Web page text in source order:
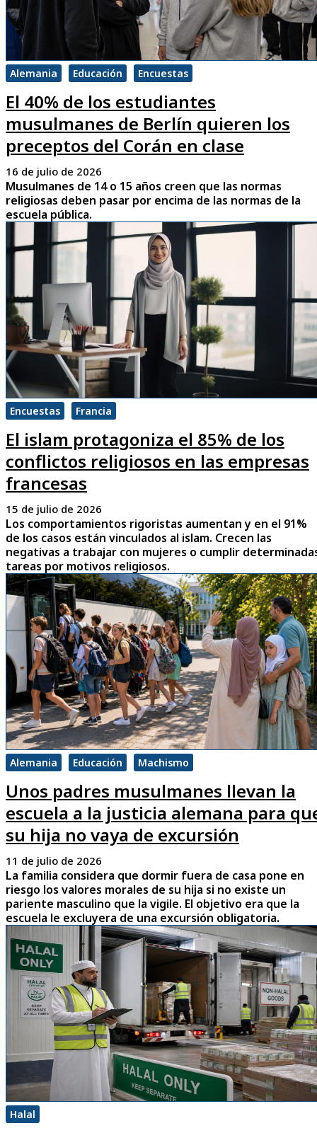
Alemania Educación Encuestas
El 40% de los estudiantes
musulmanes de Berlín quieren los
preceptos del Corán en clase
16 de julio de 2026
Musulmanes de 14 o 15 años creen que las normas
religiosas deben pasar por encima de las normas de la
escuela pública.
Encuestas Francia
El islam protagoniza el 85% de los
conflictos religiosos en las empresas
francesas
15 de julio de 2026
Los comportamientos rigoristas aumentan y en el 91%
de los casos están vinculados al islam. Crecen las
negativas a trabajar con mujeres o cumplir
tareas por motivos religiosos.
Alemania Educación Machismo
Unos padres musulmanes llevan la
escuela a la justicia alemana para
su hija no vaya de excursión
11 de julio de 2026
La familia considera que dormir fuera de casa pone en
riesgo los valores morales de su hija si no existe un
pariente masculino que la vigile. El objetivo era que la
escuela le excluyera de una excursión obligatoria.
Halal